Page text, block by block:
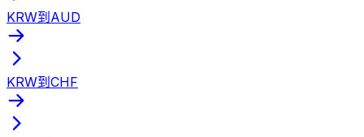
KRW到AUD
KRW到CHF